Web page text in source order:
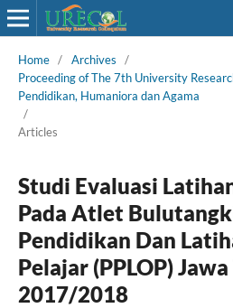
Home / Archives
/
Proceeding of The 7th University
Pendidikan, Humaniora dan Agama
/
Articles
Studi Evaluasi
Pada Atlet
Pendidikan Dan
Pelajar (PPLOP)
2017/2018